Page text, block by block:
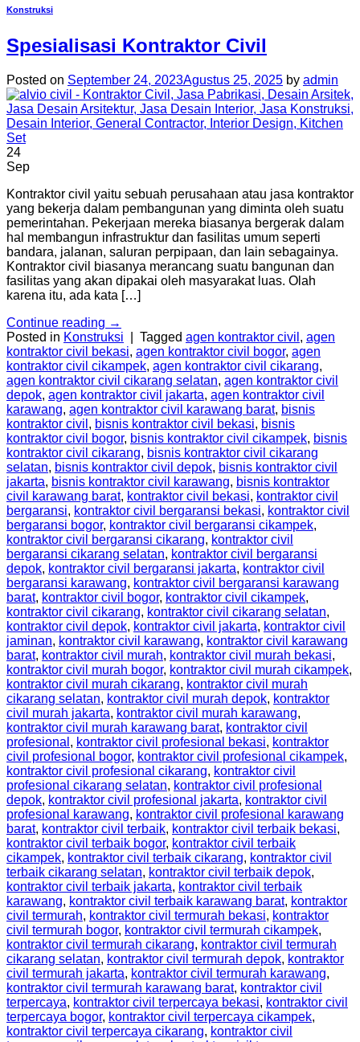
Konstruksi
Spesialisasi Kontraktor Civil
Posted on September 24, 2023Agustus 25, 2025 by admin
24
Sep
Kontraktor civil yaitu sebuah perusahaan atau jasa kontraktor
yang bekerja dalam pembangunan yang diminta oleh suatu
pemerintahan. Pekerjaan mereka biasanya bergerak dalam
hal membangun infrastruktur dan fasilitas umum seperti
bandara, jalanan, saluran perpipaan, dan lain sebagainya.
Kontraktor civil biasanya merancang suatu bangunan dan
fasilitas yang akan dipakai oleh masyarakat luas. Olah
karena itu, ada kata […]
Continue reading →
Posted in Konstruksi Tagged agen kontraktor civil , agen
kontraktor civil bekasi, agen kontraktor civil bogor, agen
kontraktor civil cikampek, agen kontraktor civil cikarang,
agen kontraktor civil cikarang selatan, agen kontraktor civil
depok, agen kontraktor civil jakarta, agen kontraktor civil
karawang, agen kontraktor civil karawang barat, bisnis
kontraktor civil , bisnis kontraktor civil bekasi, bisnis
kontraktor civil bogor, bisnis kontraktor civil cikampek, bisnis
kontraktor civil cikarang, bisnis kontraktor civil cikarang
selatan, bisnis kontraktor civil depok, bisnis kontraktor civil
jakarta, bisnis kontraktor civil karawang, bisnis kontraktor
civil karawang barat, kontraktor civil bekasi, kontraktor civil
bergaransi, kontraktor civil bergaransi bekasi, kontraktor civil
bergaransi bogor, kontraktor civil bergaransi cikampek,
kontraktor civil bergaransi cikarang, kontraktor civil
bergaransi cikarang selatan, kontraktor civil bergaransi
depok, kontraktor civil bergaransi jakarta, kontraktor civil
bergaransi karawang, kontraktor civil bergaransi karawang
barat, kontraktor civil bogor, kontraktor civil cikampek,
kontraktor civil cikarang, kontraktor civil cikarang selatan,
kontraktor civil depok, kontraktor civil jakarta, kontraktor civil
jaminan, kontraktor civil karawang, kontraktor civil karawang
barat, kontraktor civil murah, kontraktor civil murah bekasi,
kontraktor civil murah bogor, kontraktor civil murah cikampek,
kontraktor civil murah cikarang, kontraktor civil murah
cikarang selatan, kontraktor civil murah depok, kontraktor
civil murah jakarta, kontraktor civil murah karawang,
kontraktor civil murah karawang barat, kontraktor civil
profesional , kontraktor civil profesional bekasi, kontraktor
civil profesional bogor, kontraktor civil profesional cikampek,
kontraktor civil profesional cikarang, kontraktor civil
profesional cikarang selatan, kontraktor civil profesional
depok, kontraktor civil profesional jakarta, kontraktor civil
profesional karawang, kontraktor civil profesional karawang
barat, kontraktor civil terbaik, kontraktor civil terbaik bekasi,
kontraktor civil terbaik bogor, kontraktor civil terbaik
cikampek, kontraktor civil terbaik cikarang, kontraktor civil
terbaik cikarang selatan, kontraktor civil terbaik depok,
kontraktor civil terbaik jakarta, kontraktor civil terbaik
karawang, kontraktor civil terbaik karawang barat, kontraktor
civil termurah, kontraktor civil termurah bekasi, kontraktor
civil termurah bogor, kontraktor civil termurah cikampek,
kontraktor civil termurah cikarang, kontraktor civil termurah
cikarang selatan, kontraktor civil termurah depok, kontraktor
civil termurah jakarta, kontraktor civil termurah karawang,
kontraktor civil termurah karawang barat, kontraktor civil
terpercaya, kontraktor civil terpercaya bekasi, kontraktor civil
terpercaya bogor, kontraktor civil terpercaya cikampek,
kontraktor civil terpercaya cikarang, kontraktor civil